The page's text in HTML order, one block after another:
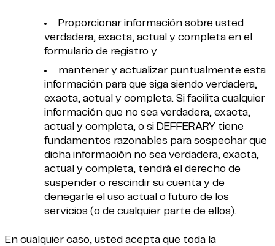
Proporcionar información sobre usted
verdadera, exacta, actual y completa en el
formulario de registro y
mantener y actualizar puntualmente esta
información para que siga siendo verdadera,
exacta, actual y completa. Si facilita cualquier
información que no sea verdadera, exacta,
actual y completa, o si DEFFERARY tiene
fundamentos razonables para sospechar que
dicha información no sea verdadera, exacta,
actual y completa, tendrá el derecho de
suspender o rescindir su cuenta y de
denegarle el uso actual o futuro de los
servicios (o de cualquier parte de ellos).
En cualquier caso, usted acepta que toda la